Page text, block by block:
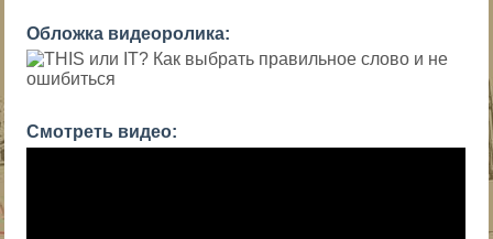
Обложка видеоролика:
Смотреть видео: